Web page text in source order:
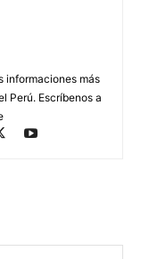
informaciones más
Perú. Escríbenos a